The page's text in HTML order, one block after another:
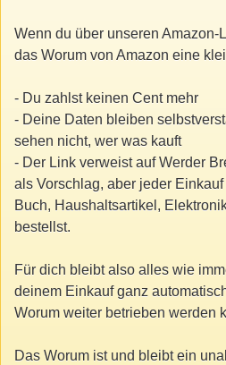
Wenn du über unseren Amazon-
das Worum von Amazon eine
- Du zahlst keinen Cent mehr
- Deine Daten bleiben
sehen nicht, wer was kauft
- Der Link verweist auf Werder
als Vorschlag, aber jeder
Buch, Haushaltsartikel,
bestellst.
Für dich bleibt also alles wie
deinem Einkauf ganz
Worum weiter betrieben werden
Das Worum ist und bleibt ein